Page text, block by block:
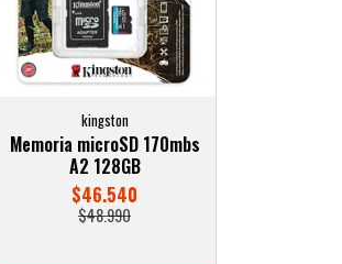
kingston
Memoria microSD 170mbs
A2 128GB
$46.540
$48.990